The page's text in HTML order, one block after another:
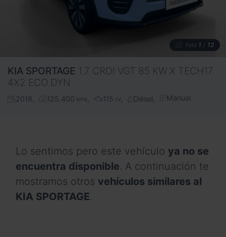
Foto 1 / 12
KIA SPORTAGE 1.7 CRDI VGT 85 KW X TECH17
4X2 ECO DYN
2018 125.400 kms 115 cv Diésel Manual
Lo sentimos pero este vehículo ya no se
encuentra disponible. A continuación te
mostramos otros vehículos similares al
KIA SPORTAGE.